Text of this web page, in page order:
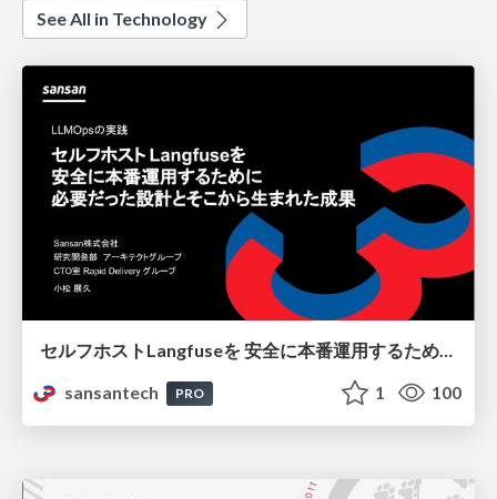
See All in Technology
sansantech
PRO 1 100